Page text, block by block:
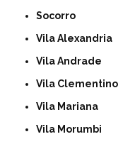
Socorro
Vila Alexandria
Vila Andrade
Vila Clementino
Vila Mariana
Vila Morumbi